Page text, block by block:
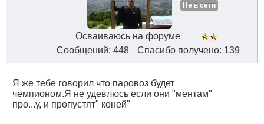
Не в сети
Осваиваюсь на форуме
Сообщений: 448
Спасибо получено: 139
Я же тебе говорил что паровоз будет
чемпионом.Я не удевлюсь если они "ментам"
про...у, и пропустят" коней"